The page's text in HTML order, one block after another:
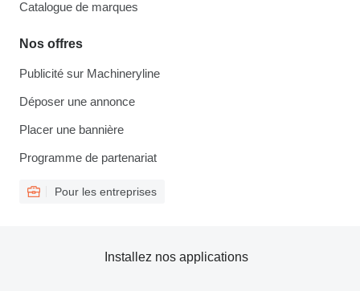
Catalogue de marques
Nos offres
Publicité sur Machineryline
Déposer une annonce
Placer une bannière
Programme de partenariat
Pour les entreprises
Installez nos applications